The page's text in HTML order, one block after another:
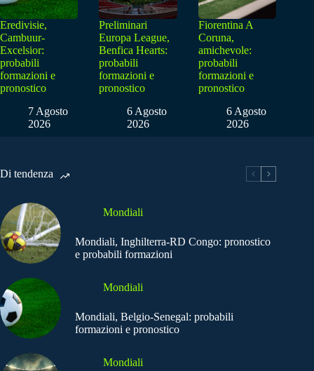
Eredivisie,
Cambuur-
Excelsior:
probabili
formazioni e
pronostico
7 Agosto
2026
Preliminari
Europa League,
Benfica Hearts:
probabili
formazioni e
pronostico
6 Agosto
2026
Fiorentina A
Coruna,
amichevole:
probabili
formazioni e
pronostico
6 Agosto
2026
Di tendenza
Mondiali
Mondiali, Inghilterra-RD Congo: pronostico
e probabili formazioni
Mondiali
Mondiali, Belgio-Senegal: probabili
formazioni e pronostico
Mondiali